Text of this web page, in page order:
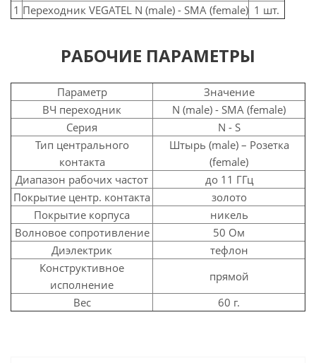
1 Переходник VEGATEL N (male) - SMA (female) 1 шт.
РАБОЧИЕ ПАРАМЕТРЫ
Параметр
Значение
ВЧ переходник
N (male) - SMA (female)
Серия
N - S
Тип центрального
контакта
Штырь (male) – Розетка
(female)
Диапазон рабочих частот
до 11 ГГц
Покрытие центр. контакта
золото
Покрытие корпуса
никель
Волновое сопротивление
50 Ом
Диэлектрик
тефлон
Конструктивное
исполнение
прямой
Вес
60 г.